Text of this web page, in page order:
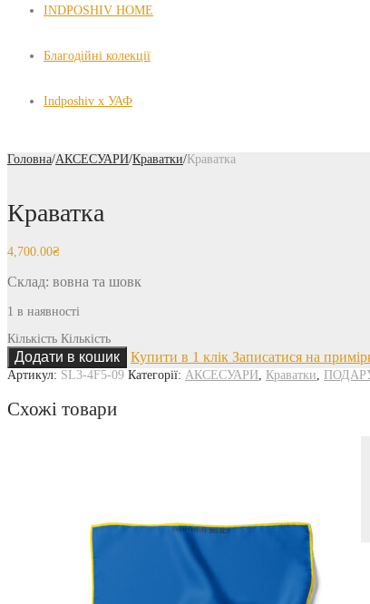
INDPOSHIV HOME
Благодійні колекції
Indposhiv x УАФ
Головна/АКСЕСУАРИ/Краватки/ Краватка
Краватка
4,700.00₴
Склад: вовна та шовк
1 в наявності
Кількість Кількість
Додати в кошик Купити в 1 клік Записатися на
Артикул: SL3-4F5-09 Категорії: АКСЕСУАРИ Краватки
Схожі товари